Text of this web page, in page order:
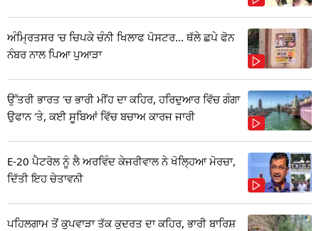
ਅੰਮ੍ਰਿਤਸਰ 'ਚ ਚਿਪਕੇ ਚੰਨੀ ਖਿਲਾਫ ਪੋਸਟਰ... ਥੱਲੇ ਛਪੇ ਫੋਨ
ਨੰਬਰ ਨਾਲ ਪਿਆ ਪੁਆੜਾ
ਉੱਤਰੀ ਭਾਰਤ 'ਚ ਭਾਰੀ ਮੀਂਹ ਦਾ ਕਹਿਰ, ਹਰਿਦੁਆਰ ਵਿੱਚ ਗੰਗਾ
ਉਫਾਨ 'ਤੇ, ਕਈ ਸੂਬਿਆਂ ਵਿੱਚ ਬਚਾਅ ਕਾਰਜ ਜਾਰੀ
E-20 ਪੈਟਰੋਲ ਨੂੰ ਲੈ ਅਰਵਿੰਦ ਕੇਜਰੀਵਾਲ ਨੇ ਖੋਲ੍ਹਿਆ ਮੋਰਚਾ,
ਦਿੱਤੀ ਇਹ ਚੇਤਾਵਨੀ
ਪਹਿਲਗਾਮ ਤੋਂ ਕੁਪਵਾੜਾ ਤੱਕ ਕੁਦਰਤ ਦਾ ਕਹਿਰ, ਭਾਰੀ ਬਾਰਿਸ਼